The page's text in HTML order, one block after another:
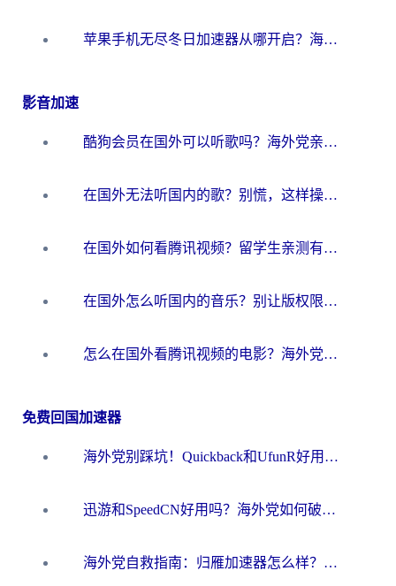
苹果手机无尽冬日加速器从哪开启？海外玩家的冬日生存指南
影音加速
酷狗会员在国外可以听歌吗？海外党亲测有效：3步解决音乐权限难题
在国外无法听国内的歌？别慌，这样操作就能畅听QQ音乐（附亲测加速器推荐）
在国外如何看腾讯视频？留学生亲测有效的回国加速方案
在国外怎么听国内的音乐？别让版权限制断了你的华语歌单
怎么在国外看腾讯视频的电影？海外党亲测有效的回国加速指南
免费回国加速器
海外党别踩坑！Quickback和UfunR好用吗？选对回国加速器才能无缝刷国内资源
迅游和SpeedCN好用吗？海外党如何破解那道看不见的墙
海外党自救指南：归雁加速器怎么样？教你避开坑实现国内资源无缝访问